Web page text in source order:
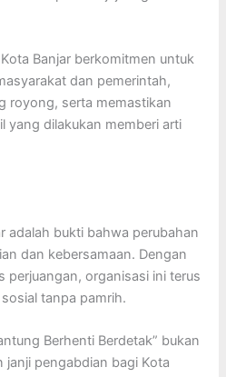
Banjar berkomitmen untuk
dan pemerintah,
royong, serta memastikan
yang dilakukan memberi arti
adalah bukti bahwa perubahan
dan kebersamaan. Dengan
perjuangan, organisasi ini terus
tanpa pamrih.
Berhenti Berdetak” bukan
janji pengabdian bagi Kota